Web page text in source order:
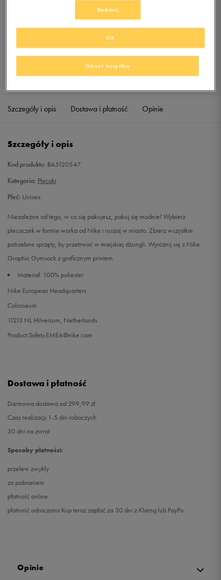
Produkt niedostępny
Wybierz rozmiar
Sprawdź dostępność w salonach
Szczegóły i opis Dostawa i płatność Opinie
Szczegóły i opis
Kod produktu: BA5120547
Kategoria: Plecaki
Płeć: Unisex
Niezależne od tego, w co się pakujesz, pakuj się modnie! Wybierz
plecaczek w formie worka od Nike i ruszaj w miasto. Zbierz wszystkie
potrzebne sprzęty, by przetrwać w miejskiej dżungli. Wyróżnij się z Nike
Graphic Gymsack z graficznym printem.
Materiał: 100% poliester
Nike European Headquarters
Colosseum
11213 NL Hilversum, Netherlands
Product.Safety.EMEA@nike.com
Dostawa i płatność
Darmowa dostawa od 299,99 zł
Czas realizacji 1-5 dni roboczych
30 dni na zwrot
Sposoby płatności:
przelew zwykły
za pobraniem
płatność online
płatność odroczona Kup teraz zapłać za 30 dni z Klarną lub PayPo
Opinie
Dostosuj
Odrzuć wszystkie
OK